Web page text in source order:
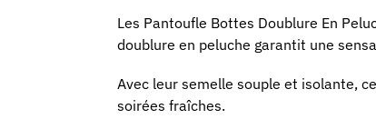
Les Pantoufle Bottes Doublure En
doublure en peluche garantit une
Avec leur semelle souple et isolante,
soirées fraîches.